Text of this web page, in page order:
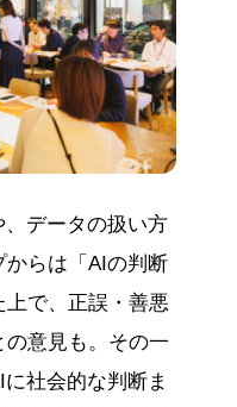
データの扱い方
からは「AIの判断
で、正誤・善悪
意見も。その一
社会的な判断ま